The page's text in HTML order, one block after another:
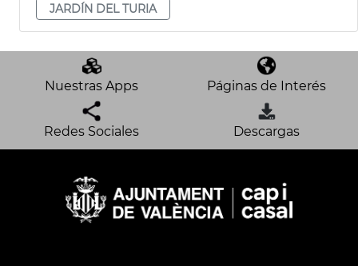
JARDÍN DEL TURIA
Nuestras Apps Páginas de Interés
Redes Sociales Descargas